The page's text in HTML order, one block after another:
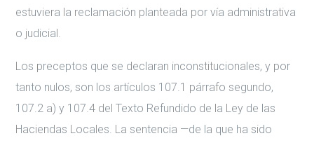
estuviera la reclamación planteada por vía administrativa
o judicial.
Los preceptos que se declaran inconstitucionales, y por
tanto nulos, son los artículos 107.1 párrafo segundo,
107.2 a) y 107.4 del Texto Refundido de la Ley de las
Haciendas Locales. La sentencia —de la que ha sido